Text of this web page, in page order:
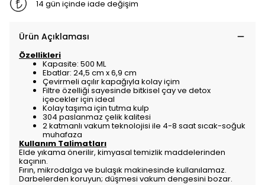
14 gün içinde iade değişim
Ürün Açıklaması
Özellikleri
Kapasite: 500 ML
Ebatlar: 24,5 cm x 6,9 cm
Çevirmeli açılır kapağıyla kolay içim
Filtre özelliği sayesinde bitkisel çay ve detox
içecekler için ideal
Kolay taşıma için tutma kulp
304 paslanmaz çelik kalitesi
2 katmanlı vakum teknolojisi ile 4-8 saat sıcak-soğuk
muhafaza
Kullanım Talimatları
Elde yıkama önerilir, kimyasal temizlik maddelerinden
kaçının.
Fırın, mikrodalga ve bulaşık makinesinde kullanılamaz.
Darbelerden koruyun; düşmesi vakum dengesini bozar.